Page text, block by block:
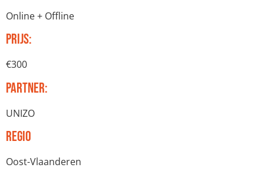
Online + Offline
Prijs:
€300
Partner:
UNIZO
Regio
Oost-Vlaanderen